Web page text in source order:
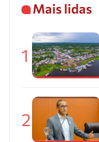
Mais lidas
1
2